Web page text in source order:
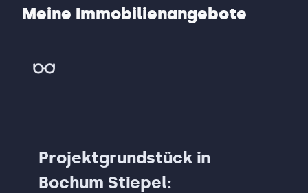
Meine Immobilienangebote
Projektgrundstück in
Bochum Stiepel: